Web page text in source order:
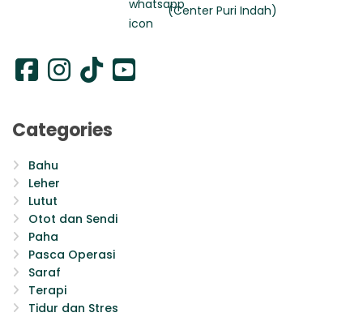
(Center Puri Indah)
Categories
Bahu
Leher
Lutut
Otot dan Sendi
Paha
Pasca Operasi
Saraf
Terapi
Tidur dan Stres